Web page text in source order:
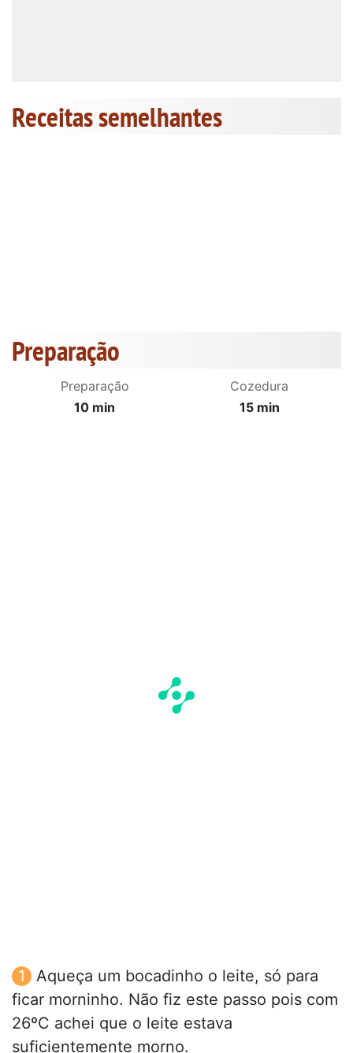
Receitas semelhantes
Preparação
Preparação
10 min
Cozedura
15 min
Aqueça um bocadinho o leite, só para
ficar morninho. Não fiz este passo pois com
26ºC achei que o leite estava
suficientemente morno.